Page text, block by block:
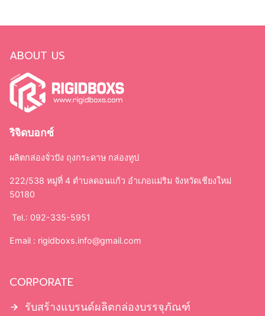
ABOUT US
ริจิดบอกซ์
ผลิตกล่องจั่วปัง ถุงกระดาษ กล่องทูป
222/538 หมู่ที่ 4 ตำบลดอนแก้ว อำเภอแม่ริม จังหวัดเชียงใหม่
50180
Tel.: 092-335-5951
Email : rigidboxs.info@gmail.com
CORPORATE
รับสร้างแบรนด์ผลิตกล่องบรรจุภัณฑ์